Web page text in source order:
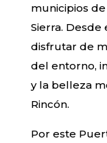
municipios
Sierra. Desde
disfrutar de
del entorno,
y la belleza
Rincón.
Por este